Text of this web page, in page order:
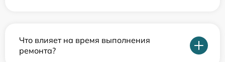
Что влияет на время выполнения
ремонта?